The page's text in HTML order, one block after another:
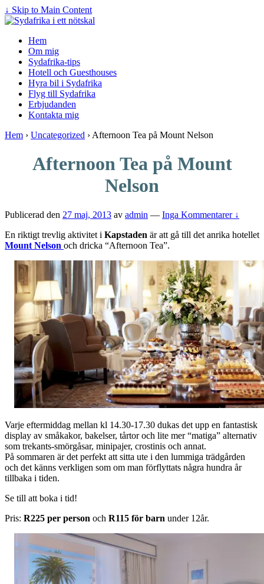
↓ Skip to Main Content
Hem
Om mig
Sydafrika-tips
Hotell och Guesthouses
Hyra bil i Sydafrika
Flyg till Sydafrika
Erbjudanden
Kontakta mig
Hem › Uncategorized › Afternoon Tea på Mount Nelson
Afternoon Tea på Mount
Nelson
Publicerad den 27 maj, 2013 av admin — Inga Kommentarer ↓
En riktigt trevlig aktivitet i Kapstaden är att gå till det anrika hotellet
Mount Nelson och dricka “Afternoon Tea”.
Varje eftermiddag mellan kl 14.30-17.30 dukas det upp en fantastisk
display av småkakor, bakelser, tårtor och lite mer “matiga” alternativ
som trekants-smörgåsar, minipajer, crostinis och annat.
På sommaren är det perfekt att sitta ute i den lummiga trädgården
och det känns verkligen som om man förflyttats några hundra år
tillbaka i tiden.
Se till att boka i tid!
Pris: R225 per person och R115 för barn under 12år.